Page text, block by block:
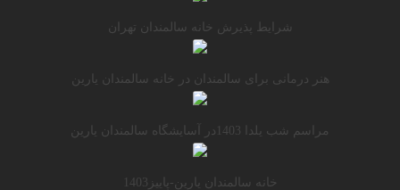
شرایط پذیرش خانه سالمندان تهران
هنر درمانی برای سالمندان در خانه سالمندان یارین
مراسم شب یلدا 1403در آسایشگاه سالمندان یارین
خانه سالمندان یارین-پاییز1403